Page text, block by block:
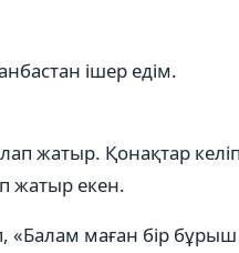
ішер едім.
жатыр. Қонақтар
жатыр екен.
«Балам маған бір